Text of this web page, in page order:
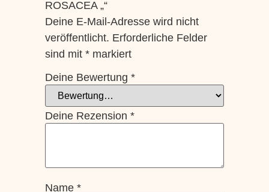
ROSACEA „“
Deine E-Mail-Adresse wird nicht
veröffentlicht. Erforderliche Felder
sind mit *markiert
Deine Bewertung *
Deine Rezension *
Name *